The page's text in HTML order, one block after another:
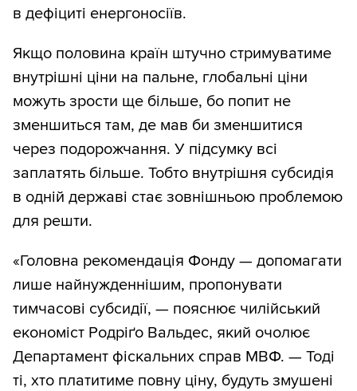
в дефіциті енергоносіїв.
Якщо половина країн штучно стримуватиме
внутрішні ціни на пальне, глобальні ціни
можуть зрости ще більше, бо попит не
зменшиться там, де мав би зменшитися
через подорожчання. У підсумку всі
заплатять більше. Тобто внутрішня субсидія
в одній державі стає зовнішньою проблемою
для решти.
«Головна рекомендація Фонду — допомагати
лише найнужденнішим, пропонувати
тимчасові субсидії, — пояснює чилійський
економіст Родріґо Вальдес, який очолює
Департамент фіскальних справ МВФ. — Тоді
ті, хто платитиме повну ціну, будуть змушені